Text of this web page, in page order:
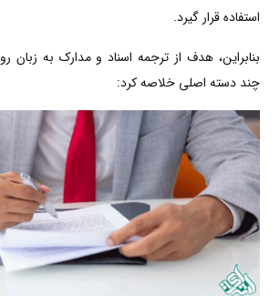
استفاده قرار گیرد.
بنابراین، هدف از ترجمه اسناد و مدارک به زبان
چند دسته اصلی خلاصه کرد: